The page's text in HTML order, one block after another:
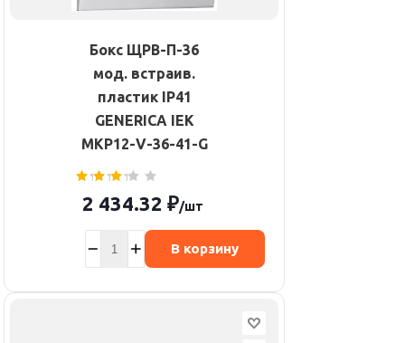
Бокс ЩРВ-П-36
мод. встраив.
пластик IP41
GENERICA IEK
MKP12-V-36-41-G
2 434.32 ₽/шт
В корзину